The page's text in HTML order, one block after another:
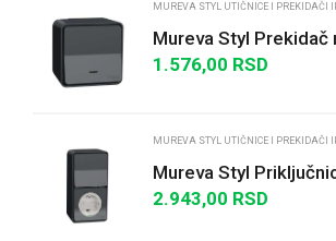
MUREVA STYL UTIČNICE I PREKIDAČI
Mureva Styl Prekidač
sa lampicom n/z IP55
1.576,00 RSD
MUREVA STYL UTIČNICE I PREKIDAČI
Mureva Styl
zaštitom +
2.943,00 RSD